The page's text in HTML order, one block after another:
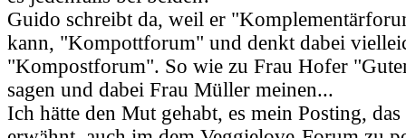
Guido schreibt da, weil er
kann, "Kompottforum" und denkt dabei
"Kompostforum". So wie zu Frau Hofer
sagen und dabei Frau Müller meinen...
Ich hätte den Mut gehabt, es mein Posting,